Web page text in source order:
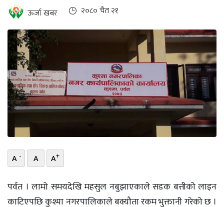
सम्पादकीय
बैंक
पर्यटन
भिडियो
छापा
खोज
प्रोफाइल
ऊर्जा
विशेष
ऊर्जा खबर २०८० चैत २१
A - A A+
पर्वत । लामो समयदेखि महसुल नबुझाएकाले सडक बत्तीको लाइन
काटिएपछि कुश्मा नगरपालिकाले बक्यौता रकम भुक्तानी गरेको छ ।